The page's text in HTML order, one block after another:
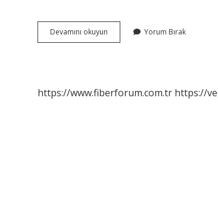
Devamını okuyun
Sanatı
Yorum Bırak
https://www.fiberforum.com.tr https://